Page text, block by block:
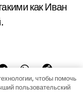
как Иван
чтобы помочь
пользовательский